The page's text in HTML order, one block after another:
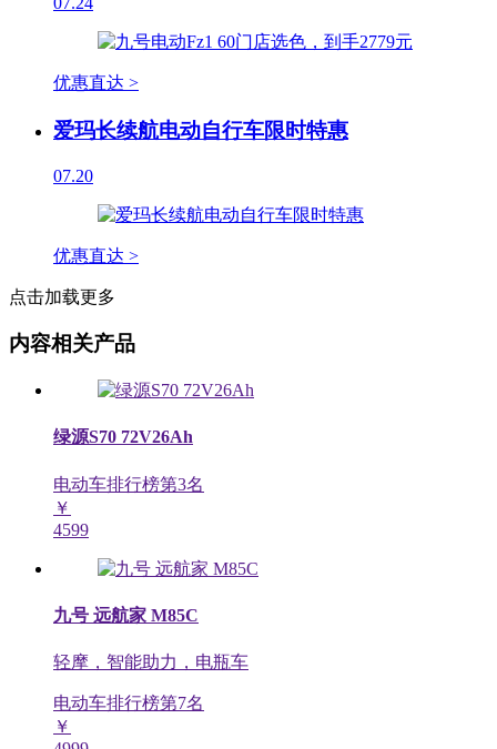
优惠直达 >
爱玛长续航电动自行车限时特惠
07.20
优惠直达 >
点击加载更多
内容相关产品
绿源S70 72V26Ah
电动车排行榜第3名
￥
4599
九号 远航家 M85C
轻摩，智能助力，电瓶车
电动车排行榜第7名
￥